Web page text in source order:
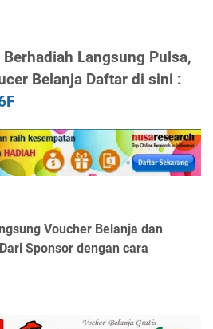
Langsung Pulsa,
Belanja Daftar di sini :
Voucher Belanja dan
Sponsor dengan cara